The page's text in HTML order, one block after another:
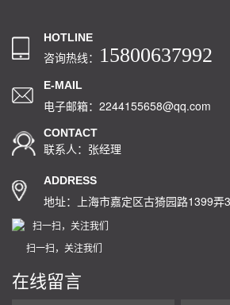
HOTLINE
咨询热线： 15800637992
E-MAIL
电子邮箱：2244155658@qq.com
CONTACT
联系人：张经理
ADDRESS
地址：上海市嘉定区古猗园路1399弄
扫一扫，关注我们
在线留言